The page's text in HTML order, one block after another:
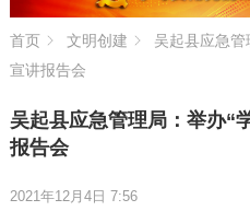
首页 文明创建
吴起县应急管
宣讲报告会
吴起县应急管理局：举办“
报告会
2021年12月4日 7:56